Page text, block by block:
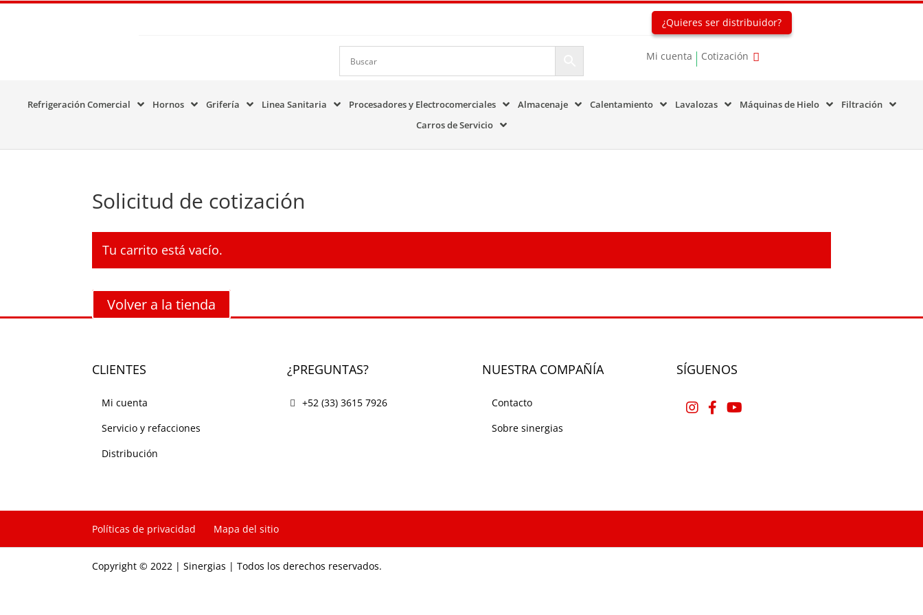
¿Quieres ser distribuidor?
Mi cuenta Cotización
Refrigeración Comercial Hornos Grifería Linea Sanitaria Procesadores y Electrocomerciales Almacenaje Calentamiento Lavalozas Máquinas de Hielo
Filtración
Carros de Servicio
Solicitud de cotización
Tu carrito está vacío.
Volver a la tienda
CLIENTES
Mi cuenta
Servicio y refacciones
Distribución
¿PREGUNTAS?
+52 (33) 3615 7926
NUESTRA COMPAÑÍA
Contacto
Sobre sinergias
SÍGUENOS
Políticas de privacidad Mapa del sitio
Copyright © 2022 | Sinergias | Todos los derechos reservados.